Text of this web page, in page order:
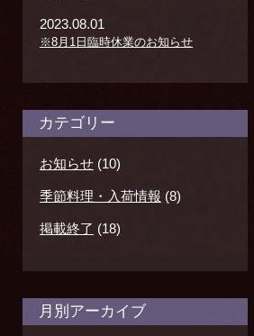
2023.08.01
※8月1日臨時休業のお知らせ
カテゴリー
お知らせ (10)
季節料理・入荷情報 (8)
掲載終了 (18)
月別アーカイブ